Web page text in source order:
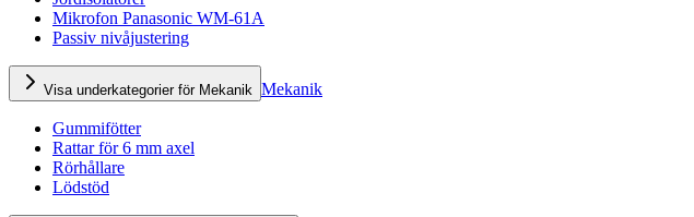
Mikrofon Panasonic WM-61A
Passiv nivåjustering
Visa underkategorier för Mekanik Mekanik
Gummifötter
Rattar för 6 mm axel
Rörhållare
Lödstöd